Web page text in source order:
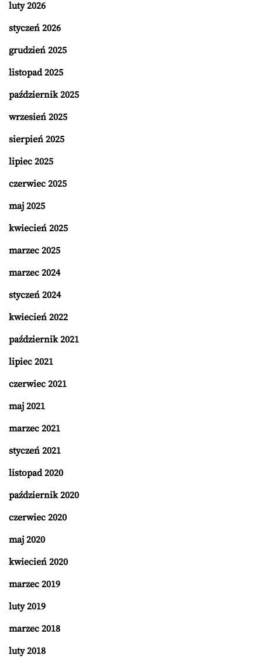
luty 2026
styczeń 2026
grudzień 2025
listopad 2025
październik 2025
wrzesień 2025
sierpień 2025
lipiec 2025
czerwiec 2025
maj 2025
kwiecień 2025
marzec 2025
marzec 2024
styczeń 2024
kwiecień 2022
październik 2021
lipiec 2021
czerwiec 2021
maj 2021
marzec 2021
styczeń 2021
listopad 2020
październik 2020
czerwiec 2020
maj 2020
kwiecień 2020
marzec 2019
luty 2019
marzec 2018
luty 2018